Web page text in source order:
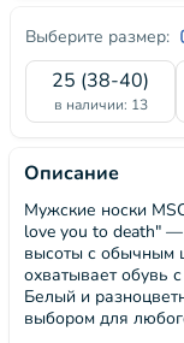
Выберите размер:
25 (38-40)
в наличии: 13
Описание
Мужские носки
love you to death"
высоты с обычным
охватывает обувь
Белый и
выбором для